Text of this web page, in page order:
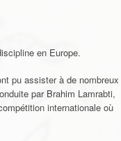
en Europe.
pu assister à de nombreux
par Brahim Lamrabti,
internationale où